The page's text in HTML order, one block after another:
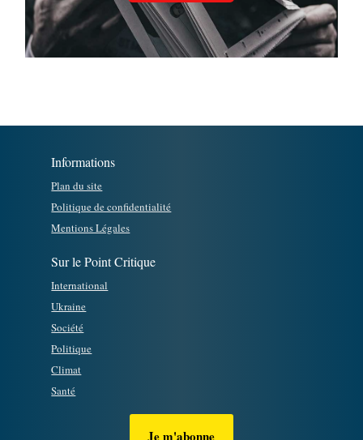
Informations
Plan du site
Politique de confidentialité
Mentions Légales
Sur le Point Critique
International
Ukraine
Société
Politique
Climat
Santé
Je m'abonne